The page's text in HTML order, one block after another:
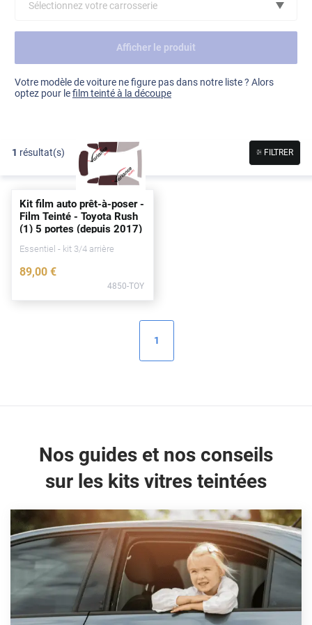
Ford
Hyundai
Land Rover
Mini
Skoda
Tesla
Toyota
Volkswagen
Sélectionnez votre carrosserie
Voir tout
Afficher le produit
Votre modèle de voiture ne figure pas dans notre liste ? Alors
optez pour lefilm teinté à la découpe
1 résultat(s) FILTRER
Kit film auto prêt-à-poser -
Film Teinté - Toyota Rush
(1) 5portes (depuis 2017)
Essentiel - kit 3/4 arrière
89,00 €
4850-TOY
1
Nos guides et nos conseils
sur les kits vitres teintées